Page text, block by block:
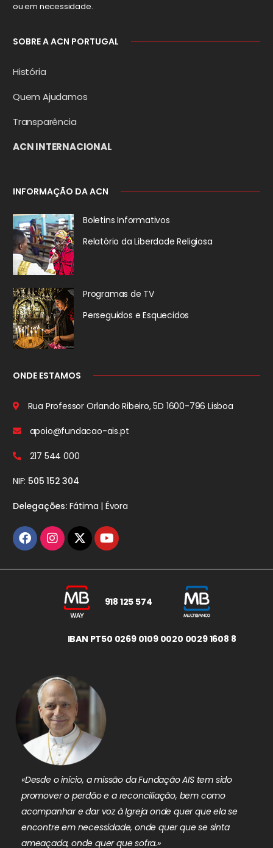
ou em necessidade.
SOBRE A ACN PORTUGAL
História
Quem Ajudamos
Transparência
ACN INTERNACIONAL
INFORMAÇÃO DA ACN
Boletins Informativos
Relatório da Liberdade Religiosa
Programas de TV
Perseguidos e Esquecidos
ONDE ESTAMOS
Rua Professor Orlando Ribeiro, 5D 1600-796 Lisboa
apoio@fundacao-ais.pt
217 544 000
NIF: 505 152 304
Delegações:Fátima | Évora
918 125 574
IBAN PT50 0269 0109 0020 0029 1608 8
«Desde o início, a missão da Fundação AIS tem sido
promover o perdão e a reconciliação, bem como
acompanhar e dar voz à Igreja onde quer que ela se
encontre em necessidade, onde quer que se sinta
ameaçada, onde quer que sofra.»